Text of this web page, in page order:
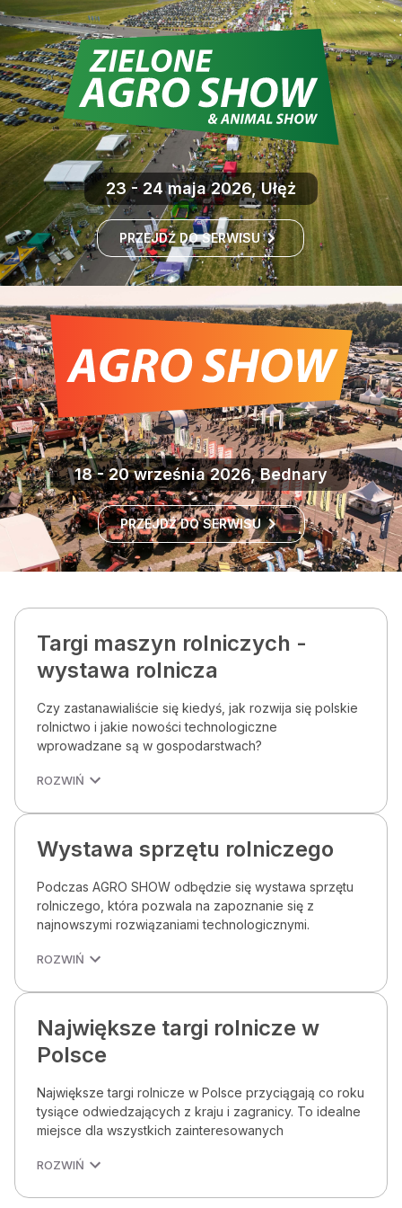
23 - 24 maja 2026, Ułęż
PRZEJDŹ DO SERWISU
18 - 20 września 2026, Bednary
PRZEJDŹ DO SERWISU
Targi maszyn rolniczych -
wystawa rolnicza
Czy zastanawialiście się kiedyś, jak rozwija się polskie
rolnictwo i jakie nowości technologiczne
wprowadzane są w gospodarstwach?
ROZWIŃ
Wystawa sprzętu rolniczego
Podczas AGRO SHOW odbędzie się wystawa sprzętu
rolniczego, która pozwala na zapoznanie się z
najnowszymi rozwiązaniami technologicznymi.
ROZWIŃ
Największe targi rolnicze w
Polsce
Największe targi rolnicze w Polsce przyciągają co roku
tysiące odwiedzających z kraju i zagranicy. To idealne
miejsce dla wszystkich zainteresowanych
ROZWIŃ